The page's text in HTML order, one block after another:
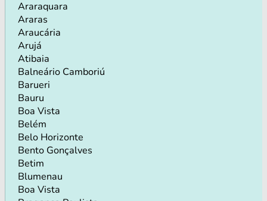
Araraquara
Araras
Araucária
Arujá
Atibaia
Balneário Camboriú
Barueri
Bauru
Boa Vista
Belém
Belo Horizonte
Bento Gonçalves
Betim
Blumenau
Boa Vista